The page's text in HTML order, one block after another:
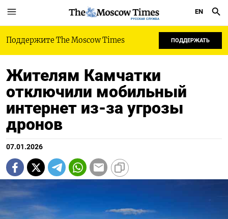
РУССКАЯ СЛУЖБА
EN
Поддержите The Moscow Times ПОДДЕРЖАТЬ
Жителям Камчатки
отключили мобильный
интернет из-за угрозы
дронов
07.01.2026